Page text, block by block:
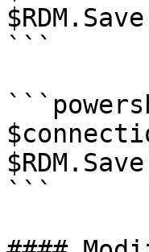
```
```